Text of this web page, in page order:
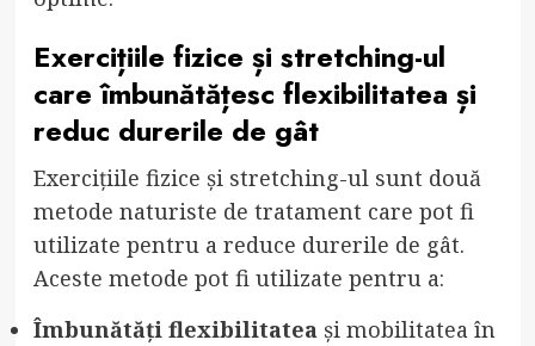
Exercițiile fizice și stretching-ul
care îmbunătățesc flexibilitatea și
reduc durerile de gât
Exercițiile fizice și stretching-ul sunt două
metode naturiste de tratament care pot fi
utilizate pentru a reduce durerile de gât.
Aceste metode pot fi utilizate pentru a:
Îmbunătăți flexibilitateași mobilitatea în